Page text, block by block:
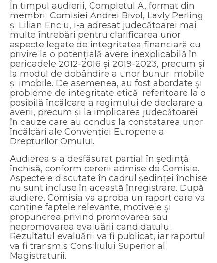
În timpul audierii, Completul A, format din
membrii Comisiei Andrei Bivol, Lavly Perling
și Lilian Enciu, i-a adresat judecătoarei mai
multe întrebări pentru clarificarea unor
aspecte legate de integritatea financiară cu
privire la o potențială avere inexplicabilă în
perioadele 2012-2016 și 2019-2023, precum și
la modul de dobândire a unor bunuri mobile
și imobile. De asemenea, au fost abordate și
probleme de integritate etică, referitoare la o
posibilă încălcare a regimului de declarare a
averii, precum și la implicarea judecătoarei
în cauze care au condus la constatarea unor
încălcări ale Convenției Europene a
Drepturilor Omului.
Audierea s-a desfășurat parțial în ședință
închisă, conform cererii admise de Comisie.
Aspectele discutate în cadrul ședinței închise
nu sunt incluse în această înregistrare. După
audiere, Comisia va aproba un raport care va
conține faptele relevante, motivele și
propunerea privind promovarea sau
nepromovarea evaluării candidatului.
Rezultatul evaluării va fi publicat, iar raportul
va fi transmis Consiliului Superior al
Magistraturii.